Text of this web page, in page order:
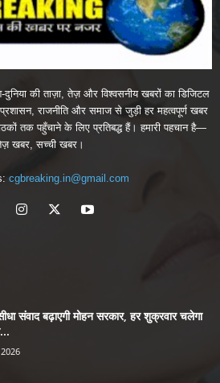
की ताज़ा, तेज़ और विश्वसनीय खबरों का डिजिटल
राजनीति और समाज से जुड़ी हर महत्वपूर्ण खबर
तक पहुँचाने के लिए प्रतिबद्ध हैं। हमारी पहचान है—
खबर, सच्ची खबर।
cgbreaking.in@gmail.com
संवाद बढ़ाएगी मोहन सरकार, हर शुक्रवार चलेगा